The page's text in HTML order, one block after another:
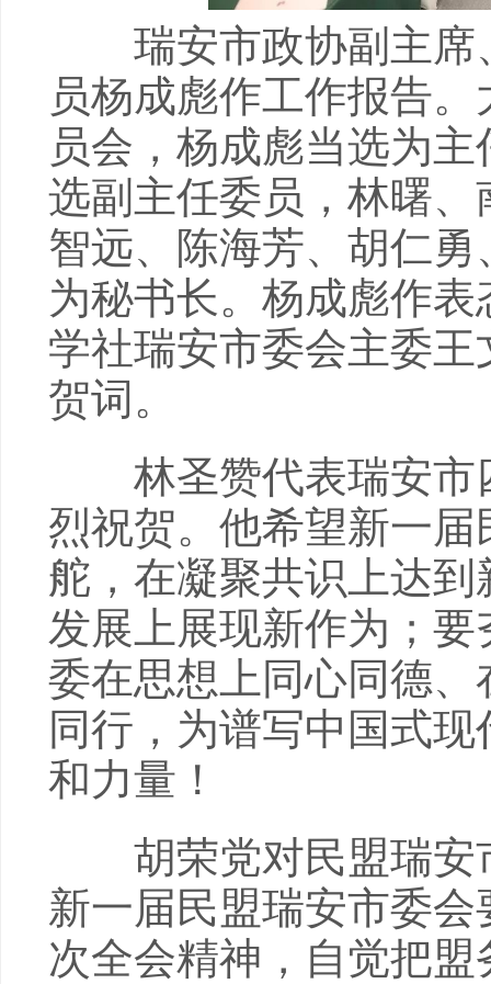
瑞安市政协副主席
员杨成彪作工作报告
员会，杨成彪当选为
选副主任委员，林曙
智远、陈海芳、胡仁
为秘书长。杨成彪作
学社瑞安市委会主委
贺词。
林圣赞代表瑞安市
烈祝贺。他希望新一
舵，在凝聚共识上达
发展上展现新作为；
委在思想上同心同德
同行，为谱写中国式
和力量！
胡荣党对民盟瑞安
新一届民盟瑞安市委
次全会精神，自觉把